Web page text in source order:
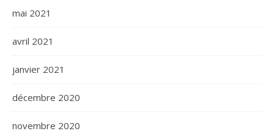
mai 2021
avril 2021
janvier 2021
décembre 2020
novembre 2020